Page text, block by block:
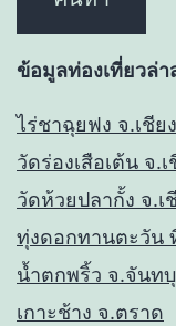
ข้อมูลท่องเที่ยวล่า
ไร่ชาฉุยฟง จ.เชีย
วัดร่องเสือเต้น จ.เ
วัดห้วยปลากั้ง จ.เ
ทุ่งดอกทานตะวัน
น้ำตกพริ้ว จ.จันท
เกาะช้าง จ.ตราด